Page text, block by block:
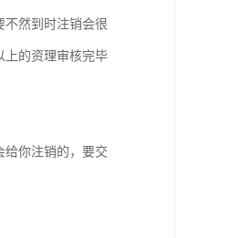
不然到时注销会很
上的资理审核完毕
给你注销的，要交